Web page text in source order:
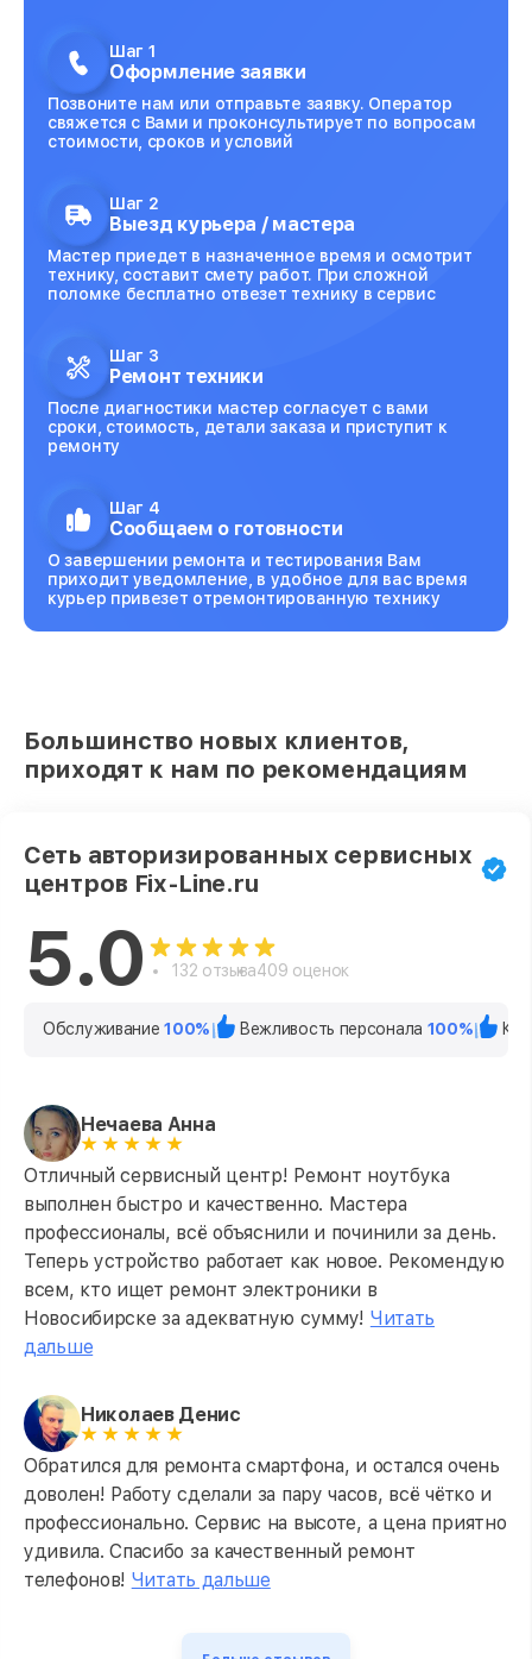
Шаг 1
Оформление заявки
Позвоните нам или отправьте заявку. Оператор
свяжется с Вами и проконсультирует по вопросам
стоимости, сроков и условий
Шаг 2
Выезд курьера / мастера
Мастер приедет в назначенное время и осмотрит
технику, составит смету работ. При сложной
поломке бесплатно отвезет технику в сервис
Шаг 3
Ремонт техники
После диагностики мастер согласует с вами
сроки, стоимость, детали заказа и приступит к
ремонту
Шаг 4
Сообщаем о готовности
О завершении ремонта и тестирования Вам
приходит уведомление, в удобное для вас время
курьер привезет отремонтированную технику
Большинство новых клиентов,
приходят к нам по рекомендациям
Сеть авторизированных сервисных
центров Fix-Line.ru
5.0 132 отзыва409 оценок
Обслуживание100% Вежливость персонала 100%
Нечаева Анна
Отличный сервисный центр! Ремонт ноутбука
выполнен быстро и качественно. Мастера
профессионалы, всё объяснили и починили за день.
Теперь устройство работает как новое. Рекомендую
всем, кто ищет ремонт электроники в
Новосибирске за адекватную сумму! Читать
дальше
Николаев Денис
Обратился для ремонта смартфона, и остался очень
доволен! Работу сделали за пару часов, всё чётко и
профессионально. Сервис на высоте, а цена приятно
удивила. Спасибо за качественный ремонт
телефонов! Читать дальше